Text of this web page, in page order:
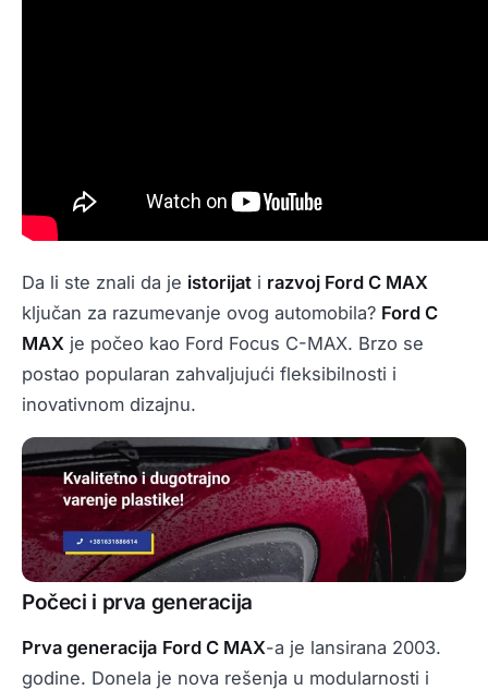
Da li ste znali da je istorijat i razvoj Ford C MAX
ključan za razumevanje ovog automobila? Ford C
MAX je počeo kao Ford Focus C-MAX. Brzo se
postao popularan zahvaljujući fleksibilnosti i
inovativnom dizajnu.
Počeci i prva generacija
Prva generacija Ford C MAX-a je lansirana 2003.
godine. Donela je nova rešenja u modularnosti i